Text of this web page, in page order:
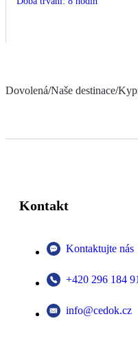
Dovolená/Naše destinace/
Kontakt
Kontaktujte nás
+420 296 184
info@cedok.cz